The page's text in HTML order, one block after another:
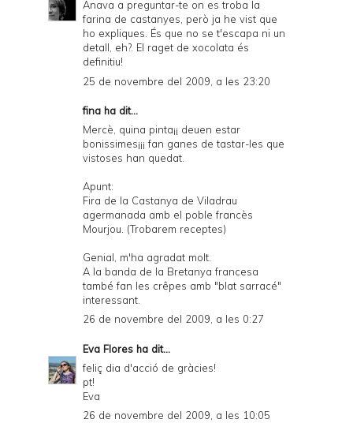
Anava a preguntar-te on es troba la
farina de castanyes, però ja he vist que
ho expliques. És que no se t'escapa ni un
detall, eh?. El raget de xocolata és
definitiu!
25 de novembre del 2009, a les 23:20
fina ha dit...
Mercè, quina pinta¡¡ deuen estar
bonissimes¡¡¡ fan ganes de tastar-les que
vistoses han quedat.
Apunt:
Fira de la Castanya de Viladrau
agermanada amb el poble francès
Mourjou. (Trobarem receptes)
Genial, m'ha agradat molt.
A la banda de la Bretanya francesa
també fan les crêpes amb "blat sarracé"
interessant.
26 de novembre del 2009, a les 0:27
Eva Flores ha dit...
feliç dia d'acció de gràcies!
pt!
Eva
26 de novembre del 2009, a les 10:05